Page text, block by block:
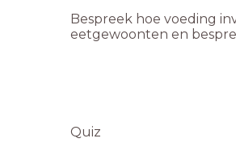
Bespreek hoe voeding
eetgewoonten en
Quiz